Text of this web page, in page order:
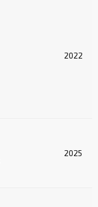
2022
2025